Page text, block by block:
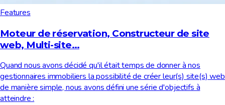
Features
Moteur de réservation, Constructeur de site
web, Multi-site…
Quand nous avons décidé qu'il était temps de donner à nos
gestionnaires immobiliers la possibilité de créer leur(s) site(s) web
de manière simple, nous avons défini une série d'objectifs à
atteindre :